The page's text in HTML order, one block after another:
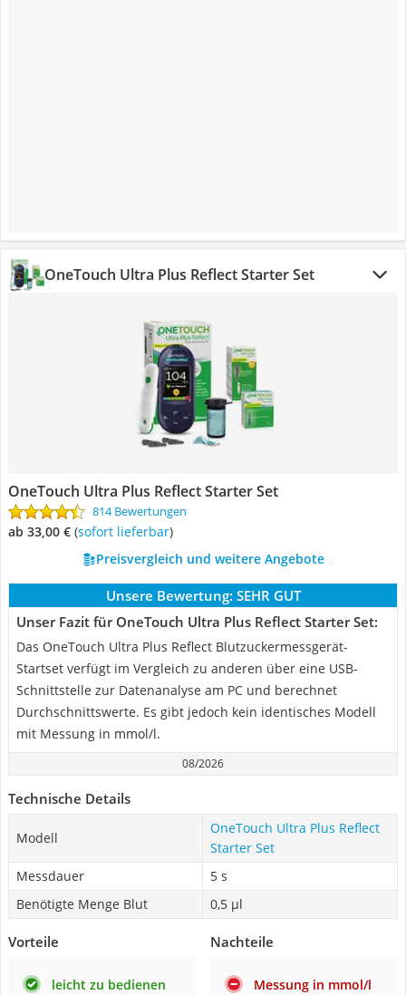
OneTouch Ultra Plus Reflect Starter Set
OneTouch Ultra Plus Reflect Starter Set
814 Bewertungen
ab 33,00 € ( Sofort lieferbar)
Preisvergleich und weitere Angebote
Unsere Bewertung: SEHR GUT
Unser Fazit für OneTouch Ultra Plus Reflect Starter Set:
Das OneTouch Ultra Plus Reflect Blutzuckermessgerät-
Startset verfügt im Vergleich zu anderen über eine USB-
Schnittstelle zur Datenanalyse am PC und berechnet
Durchschnittswerte. Es gibt jedoch kein identisches Modell
mit Messung in mmol/l.
08/2026
Technische Details
Modell
OneTouch Ultra Plus Reflect
Starter Set
Messdauer
5 s
Benötigte Menge Blut
0,5 µl
Vorteile
leicht zu bedienen
Nachteile
Messung in mmol/l